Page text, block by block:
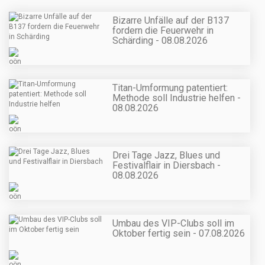
Bizarre Unfälle auf der B137
fordern die Feuerwehr in
Schärding - 08.08.2026
Titan-Umformung patentiert:
Methode soll Industrie helfen -
08.08.2026
Drei Tage Jazz, Blues und
Festivalflair in Diersbach -
08.08.2026
Umbau des VIP-Clubs soll im
Oktober fertig sein - 07.08.2026